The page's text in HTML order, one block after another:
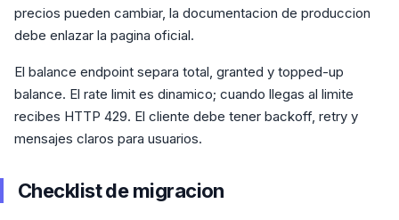
precios pueden cambiar, la documentacion de produccion
debe enlazar la pagina oficial.
El balance endpoint separa total, granted y topped-up
balance. El rate limit es dinamico; cuando llegas al limite
recibes HTTP 429. El cliente debe tener backoff, retry y
mensajes claros para usuarios.
Checklist de migracion